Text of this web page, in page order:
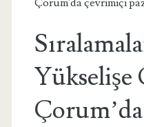
Çorum'da çevrimiçi
Yükselişe